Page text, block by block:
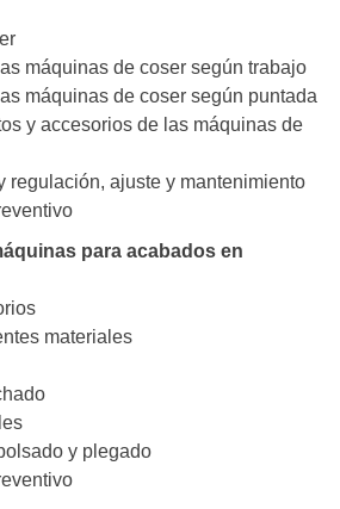
máquinas de coser según trabajo
máquinas de coser según puntada
y accesorios de las máquinas de
regulación, ajuste y mantenimiento
para acabados en
materiales
y plegado